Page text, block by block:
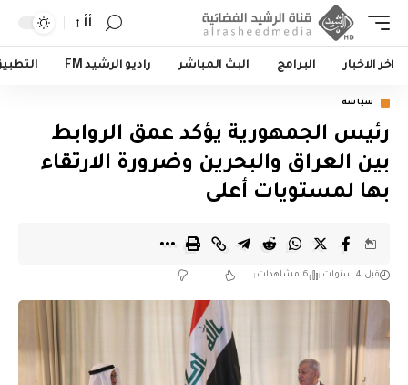
أأ
اخر الاخبار البرامج البث المباشر راديو الرشيد FM
سياسة
رئيس الجمهورية يؤكد عمق الروابط
بين العراق والبحرين وضرورة الارتقاء
بها لمستويات أعلى
قبل 4 سنوات 6 مشاهدات